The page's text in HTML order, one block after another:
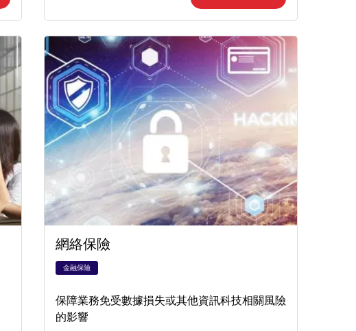
網絡保險
金融保險
保障業務免受數據損失或其他資訊科技相關風險
的影響